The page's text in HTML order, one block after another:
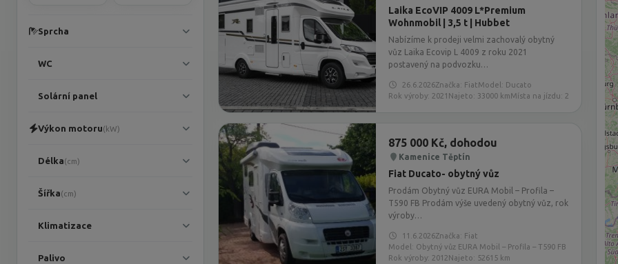
Sprcha
WC
Solární panel
Výkon motoru(kW)
Délka(cm)
Šířka(cm)
Klimatizace
Palivo
Laika EcoVIP 4009 L*Premium
Wohnmobil | 3,5 t | Hubbet
Nabízíme k prodeji velmi zachovalý obytný
vůz Laika Ecovip L 4009 z roku 2021
postavený na podvozku…
26.6.2026Značka: FiatModel: Ducato
Rok výroby: 2021 Najeto: 33000 kmMísta na jízdu: 2
875 000 Kč, dohodou
Kamenice Těptín
Fiat Ducato- obytný vůz
Prodám Obytný vůz EURA Mobil – Profila –
T590 FB Prodám výše uvedený obytný vůz, rok
výroby…
11.6.2026Značka: Fiat
Model: Obytný vůz EURA Mobil – Profila – T590 FB
Rok výroby: 2012Najeto: 52615 km